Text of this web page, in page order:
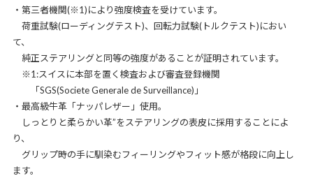
・第三者機関(※1)により強度検査を受けています。
荷重試験(ローディングテスト)、回転力試験(トルクテスト)におい
て、
純正ステアリングと同等の強度があることが証明されています。
※1:スイスに本部を置く検査および審査登録機関
「SGS(Societe Generale de Surveillance)」
・最高級牛革「ナッパレザー」使用。
しっとりと柔らかい革”をステアリングの表皮に採用することによ
り、
グリップ時の手に馴染むフィーリングやフィット感が格段に向上し
ます。